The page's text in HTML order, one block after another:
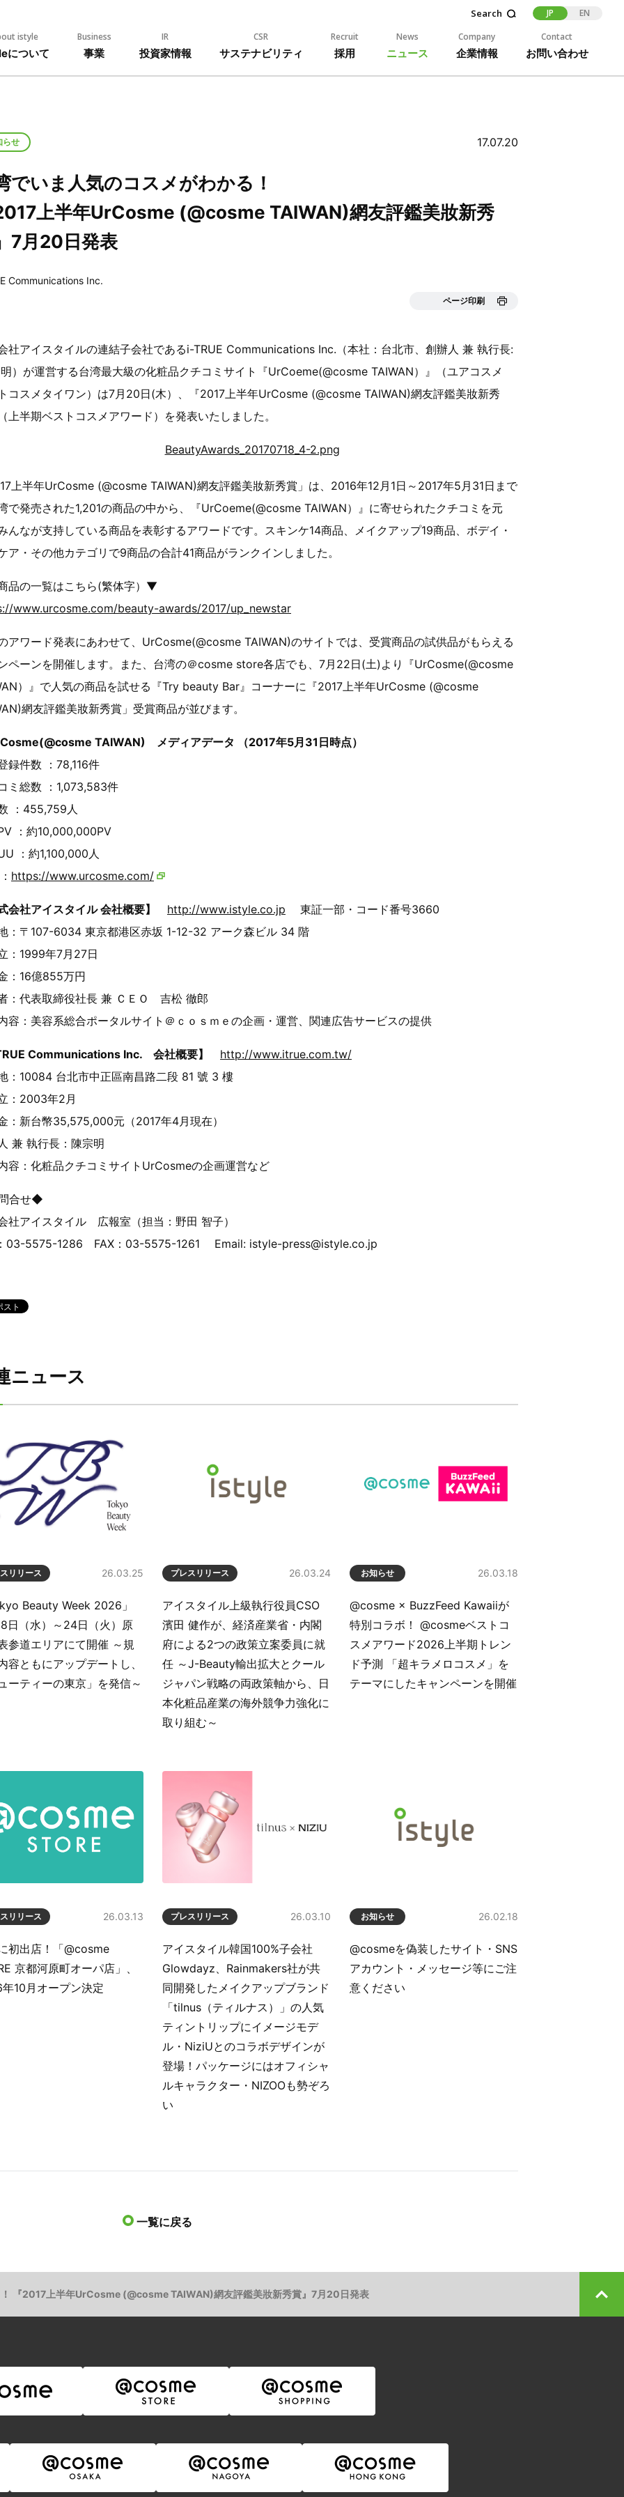
istyle
について
Business
事業
IR
投資家情報
CSR
サステナビリティ
Recruit
採用
News
ニュース
Company
企業情報
Contact
お問い合わせ
JP EN
らせ 17.07.20
でいま人気のコスメがわかる！
上半年UrCosme (@cosme TAIWAN)網友評鑑美妝新秀
7月20日発表
Communications Inc.
ページ印刷
社アイスタイルの連結子会社であるi-TRUE Communications Inc.（本社：台北市、創辦人 兼 執行長:
）が運営する台湾最大級の化粧品クチコミサイト『UrCoeme(@cosme TAIWAN）』（ユアコスメ
コスメタイワン）は7月20日(木）、『2017上半年UrCosme (@cosme TAIWAN)網友評鑑美妝新秀
上半期ベストコスメアワード）を発表いたしました。
上半年UrCosme (@cosme TAIWAN)網友評鑑美妝新秀賞」は、2016年12月1日～2017年5月31日まで
で発売された1,201の商品の中から、『UrCoeme(@cosme TAIWAN）』に寄せられたクチコミを元
んなが支持している商品を表彰するアワードです。スキンケ14商品、メイクアップ19商品、ボデイ・
ア・その他カテゴリで9商品の合計41商品がランクインしました。
品の一覧はこちら(繁体字）▼
www.urcosme.com/beauty-awards/2017/up_newstar
アワード発表にあわせて、UrCosme(@cosme TAIWAN)のサイトでは、受賞商品の試供品がもらえる
ペーンを開催します。また、台湾の＠cosme store各店でも、7月22日(土)より『UrCosme(@cosme
）』で人気の商品を試せる『Try beauty Bar』コーナーに『2017上半年UrCosme (@cosme
網友評鑑美妝新秀賞」受賞商品が並びます。
TAIWAN) メディアデータ （2017年5月31日時点）
録件数 ：78,116件
ミ総数 ：1,073,583件
：455,759人
：約10,000,000PV
：約1,100,000人
https://www.urcosme.com/
会社アイスタイル 会社概要】 http://www.istyle.co.jp 東証一部・コード番号3660
：〒107-6034 東京都港区赤坂 1-12-32 アーク森ビル 34 階
1999年7月27日
：16億855万円
：代表取締役社長 兼 ＣＥＯ 吉松 徹郎
容：美容系総合ポータルサイト＠ｃｏｓｍｅの企画・運営、関連広告サービスの提供
Communications Inc. 会社概要】 http://www.itrue.com.tw/
：10084 台北市中正區南昌路二段 81 號 3 樓
：2003年2月
：新台幣35,575,000元（2017年4月現在）
兼 執行長：陳宗明
容：化粧品クチコミサイトUrCosmeの企画運営など
合せ◆
社アイスタイル 広報室（担当：野田 智子）
03-5575-1286 FAX：03-5575-1261 Email: istyle-press@istyle.co.jp
ニュース
リリース 26.03.25
Beauty Week 2026」
日（水）～24日（火）原
参道エリアにて開催 ～規
容ともにアップデートし、
ーティーの東京」を発信～
プレスリリース 26.03.24
アイスタイル上級執行役員CSO
濱田 健作が、経済産業省・内閣
府による2つの政策立案委員に就
任 ～J-Beauty輸出拡大とクール
ジャパン戦略の両政策軸から、日
本化粧品産業の海外競争力強化に
取り組む～
お知らせ 26.03.18
@cosme × BuzzFeed Kawaiiが
特別コラボ！ @cosmeベストコ
スメアワード2026上半期トレン
ド予測 「超キラメロコスメ」を
テーマにしたキャンペーンを開催
リリース 26.03.13
初出店！「@cosme
京都河原町オーパ店」、
10月オープン決定
プレスリリース 26.03.10
アイスタイル韓国100%子会社
Glowdayz、Rainmakers社が共
同開発したメイクアップブランド
「tilnus（ティルナス）」の人気
ティントリップにイメージモデ
ル・NiziUとのコラボデザインが
登場！パッケージにはオフィシャ
ルキャラクター・NIZOOも勢ぞろ
い
お知らせ 26.02.18
@cosmeを偽装したサイト・SNS
アカウント・メッセージ等にご注
意ください
一覧に戻る
『2017上半年UrCosme (@cosme TAIWAN)網友評鑑美妝新秀賞』7月20日発表